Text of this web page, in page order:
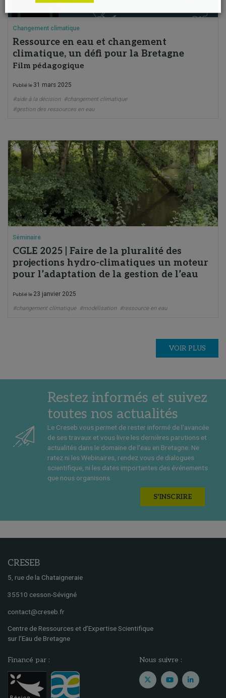
Changement climatique
Ressource en eau et changement
climatique, un défi pour la Bretagne
Film pédagogique
Publié le 31 mars 2025
#aide à la décision
#changement climatique
#gestion des ressources en eau
Séminaire
CGLE 2025 | Faire de la pluralité des
projections hydro-climatiques un moteur
pour l’adaptation de la gestion de l’eau
Publié le 23 janvier 2025
#changement climatique #modélisation #ressource en eau
VOIR PLUS
Restez informés et suivez
toutes nos actualités
Le Creseb vous permet de rester informé de l'avancée
de ses travaux et vous livre les dernières parutions et
actualités dans le domaine de l'eau en Bretagne. Ne
ratez ni les Webinaires, rendez vous de dialogues
scientifique, ni les dates importantes des événements
que nous organisons.
S'INSCRIRE
CRESEB
5, rue de la Chataigneraie
35510 cesson-Sévigné
contact@creseb.fr
Centre de Ressources et d’Expertise Scientifique
sur l’Eau de Bretagne
Financé par : Nous suivre :